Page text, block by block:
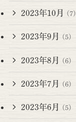
2023年10月 (7)
2023年9月 (5)
2023年8月 (6)
2023年7月 (6)
2023年6月 (5)